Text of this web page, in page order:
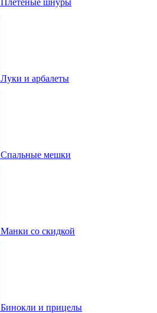
Плетеные шнуры
Луки и арбалеты
Спальные мешки
Манки со скидкой
Бинокли и прицелы